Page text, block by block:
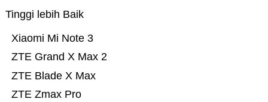
Tinggi lebih Baik
ZTE Zmax Pro
ZTE Blade X Max
ZTE Grand X Max 2
Xiaomi Mi Note 3